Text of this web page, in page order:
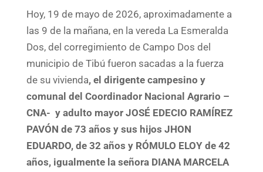
Hoy, 19 de mayo de 2026, aproximadamente a
las 9 de la mañana, en la vereda La Esmeralda
Dos, del corregimiento de Campo Dos del
municipio de Tibú fueron sacadas a la fuerza
de su vivienda, el dirigente campesino y
comunal del Coordinador Nacional Agrario –
CNA- y adulto mayor JOSÉ EDECIO RAMÍREZ
PAVÓN de 73 años y sus hijos JHON
EDUARDO, de 32 años y RÓMULO ELOY de 42
años, igualmente la señora DIANA MARCELA